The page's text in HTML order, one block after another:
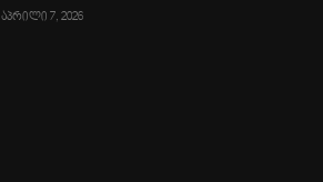
აპრილი 7, 2026